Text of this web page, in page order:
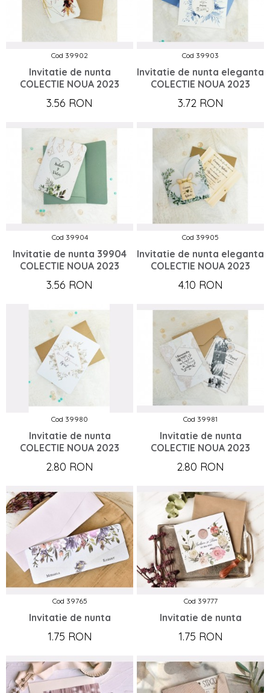
Cod 39902
Invitatie de nunta
COLECTIE NOUA 2023
3.56 RON
Cod 39903
Invitatie de nunta eleganta
COLECTIE NOUA 2023
3.72 RON
Cod 39904
Invitatie de nunta 39904
COLECTIE NOUA 2023
3.56 RON
Cod 39905
Invitatie de nunta eleganta
COLECTIE NOUA 2023
4.10 RON
Cod 39980
Invitatie de nunta
COLECTIE NOUA 2023
2.80 RON
Cod 39981
Invitatie de nunta
COLECTIE NOUA 2023
2.80 RON
Cod 39765
Invitatie de nunta
1.75 RON
Cod 39777
Invitatie de nunta
1.75 RON